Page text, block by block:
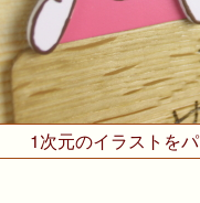
1次元のイラストを